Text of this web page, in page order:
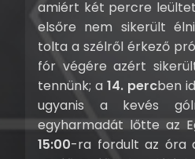
amiért két percre
elsőre nem sikerült
tolta a szélről érkező
fór végére azért
tennünk; a 14. percben
ugyanis a kevés
egyharmadát lőtte az
15:00-ra fordult az óra